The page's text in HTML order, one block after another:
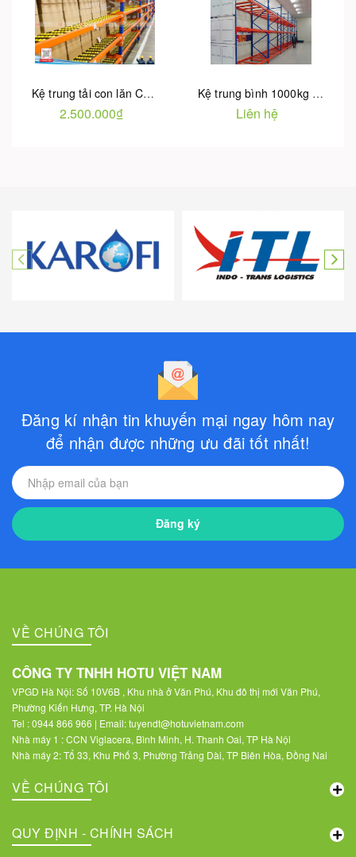
Kệ trung tải con lăn Carton Flow tải trọng 100-500kg tầng
2.500.000₫
Kệ trung bình 1000kg tầng
Liên hệ
Đăng kí nhận tin khuyến mại ngay hôm nay
để nhận được những ưu đãi tốt nhất!
Đăng ký
VỀ CHÚNG TÔI
CÔNG TY TNHH HOTU VIỆT NAM
VPGD Hà Nội: Số 10V6B , Khu nhà ở Văn Phú, Khu đô thị mới Văn Phú,
Phường Kiến Hưng, TP. Hà Nội
Tel : 0944 866 966 | Email: tuyendt@hotuvietnam.com
Nhà máy 1 : CCN Viglacera, Bình Minh, H. Thanh Oai, TP Hà Nội
Nhà máy 2: Tổ 33, Khu Phố 3, Phường Trảng Dài, TP Biên Hòa, Đồng Nai
VỀ CHÚNG TÔI
QUY ĐỊNH - CHÍNH SÁCH